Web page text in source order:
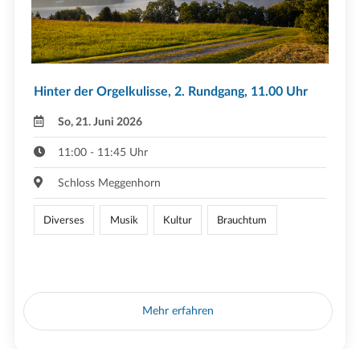
Hinter der Orgelkulisse, 2. Rundgang, 11.00 Uhr
So, 21. Juni 2026
11:00 - 11:45 Uhr
Schloss Meggenhorn
Diverses Musik Kultur Brauchtum
Mehr erfahren